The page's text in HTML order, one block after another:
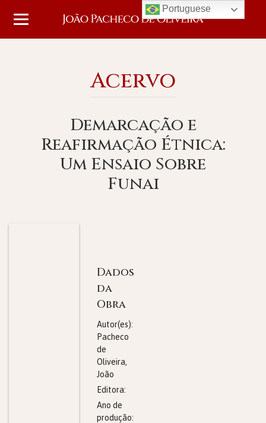
Acervo
Demarcação e
Reafirmação Étnica:
Um Ensaio Sobre
Funai
Dados
da
Obra
Autor(es):
Pacheco
de
Oliveira,
João
Editora:
Ano de
produção:
Portuguese